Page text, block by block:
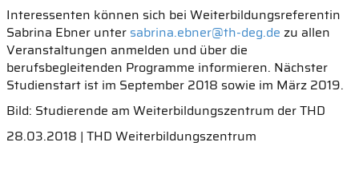
Interessenten können sich bei Weiterbildungsreferentin
Sabrina Ebner unter sabrina.ebner@th-deg.de zu allen
Veranstaltungen anmelden und über die
berufsbegleitenden Programme informieren. Nächster
Studienstart ist im September 2018 sowie im März 2019.
Bild: Studierende am Weiterbildungszentrum der THD
28.03.2018 | THD Weiterbildungszentrum